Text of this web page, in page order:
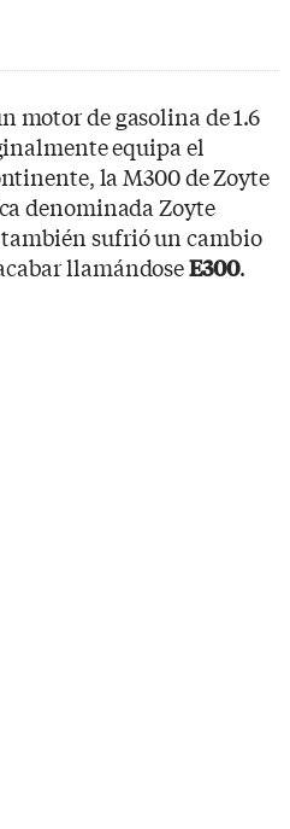
motor de gasolina de 1.6
equipa el
la M300 de Zoyte
denominada Zoyte
sufrió un cambio
llamándoseE300.